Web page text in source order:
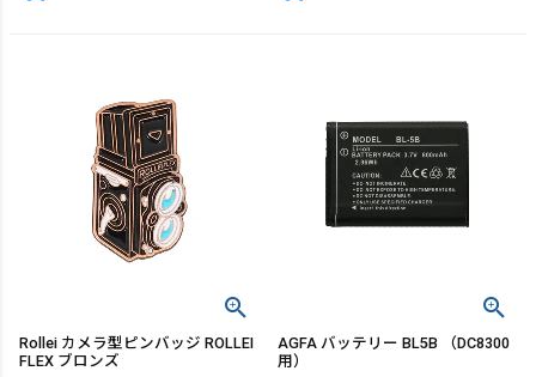
Rollei カメラ型ピンバッジ ROLLEI
FLEX ブロンズ
AGFA バッテリー BL5B （DC8300
用）